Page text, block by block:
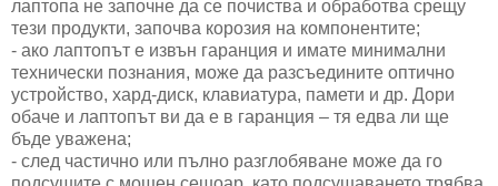
лаптопа не започне да се почиства и обработва срещу
тези продукти, започва корозия на компонентите;
- ако лаптопът е извън гаранция и имате минимални
технически познания, може да разсъедините оптично
устройство, хард-диск, клавиатура, памети и др. Дори
обаче и лаптопът ви да е в гаранция – тя едва ли ще
бъде уважена;
- след частично или пълно разглобяване може да го